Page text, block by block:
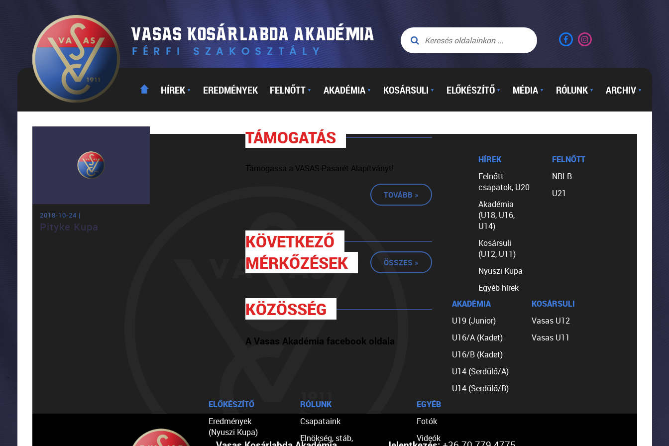
HÍREK ▼ EREDMÉNYEK FELNŐTT ▼ AKADÉMIA ▼ KOSÁRSULI ▼ ELŐKÉSZÍTŐ ▼ MÉDIA ▼ RÓLUNK ▼ ARCHIV ▼
2018-10-24 |
Pityke Kupa
TÁMOGATÁS
Támogassa a VASAS-Pasarét Alapítványt!
TOVÁBB »
KÖVETKEZŐ
MÉRKŐZÉSEK
ÖSSZES »
KÖZÖSSÉG
A Vasas Akadémia facebook oldala
HÍREK
Felnőtt
csapatok, U20
Akadémia
(U18, U16,
U14)
Kosársuli
(U12, U11)
Nyuszi Kupa
Egyéb hírek
FELNŐTT
NBI B
U21
AKADÉMIA
U19 (Junior)
U16/A (Kadet)
U16/B (Kadet)
U14 (Serdülő/A)
U14 (Serdülő/B)
KOSÁRSULI
Vasas U12
Vasas U11
ELŐKÉSZÍTŐ
Eredmények
(Nyuszi Kupa)
RÓLUNK
Csapataink
Elnökség, stáb,
EGYÉB
Fotók
Videók